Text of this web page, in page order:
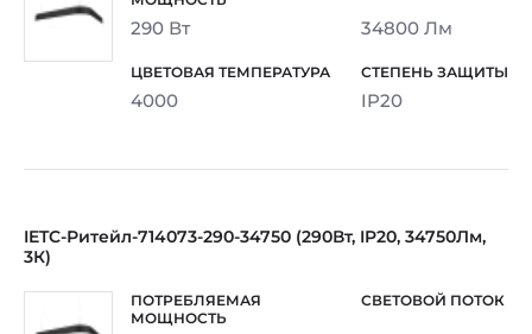
290 Вт 34800 Лм
4000 IP20
IETC-Ритейл-714073-290-34750 (290Вт, IP20, 34750Лм,
3К)